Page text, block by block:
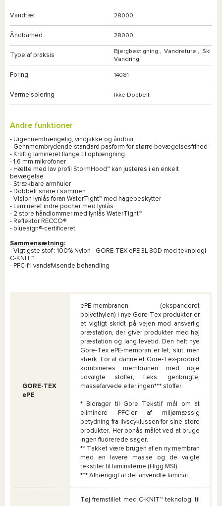
Vandtæt 28000
Åndbarhed 28000
Type af praksis
Bjergbestigning , Vandreture , Ski
Vandring
Foring 14081
Varmeisolering Ikke Dobbelt
Andre funktioner
- Uigennemtrængelig, vindjakke og åndbar
- Gennmembrydende standard pasform for større bevægelsesfrihed
- Kraftig lamineret flange til ophængning
- 1,6 mm mikrofoner
- Hætte med lav profil StormHood™ kan justeres i en enkelt
bevægelse
- Strækbare armhuler
- Dobbelt snøre i sømmen
- Vislon lynlås foran WaterTight™ med hagebeskytter
- Lamineret indre pocher med lynlås
- 2 store håndlommer med lynlås WaterTight™
- Reflektor RECCO®
- bluesign®-certificeret
Sammensætning:
- Vigtigste stof : 100% Nylon - GORE-TEX ePE 3L 80D med teknologi
C-KNIT™
- PFC-fri vandafvisende behandling
GORE-TEX
ePE
ePE-membranen (ekspanderet
polyethylen) i nye Gore-Tex-produkter er
et vigtigt skridt på vejen mod ansvarlig
præstation, der giver produkter med høj
præstation og lang levetid. Den helt nye
Gore-Tex ePE-membran er let, slut, men
stærk. For at danne et Gore-Tex-produkt
kombineres membranen med nøje
udvalgte stoffer, f.eks. genbrugte,
massefarvede eller ingen*** stoffer.
* Bidrager til Gore Tekstil' mål om at
eliminere PFC'er af miljømæssig
betydning fra livscyklussen for sine store
produkter. Her opnås målet ved at bruge
ingen fluorerede sager.
** Takket være brugen af en ny membran
med en lavere masse og de valgte
tekstiler til laminaterne (Higg MSI).
*** Afhængigt af det anvendte laminat.
Tøj fremstillet med C-KNIT™ teknologi til